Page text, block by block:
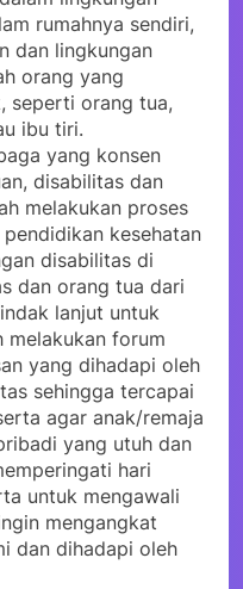
rumahnya sendiri,
dan lingkungan
orang yang
seperti orang tua,
ibu tiri.
yang konsen
disabilitas dan
melakukan proses
kesehatan
disabilitas di
dan orang tua dari
lanjut untuk
melakukan forum
yang dihadapi oleh
sehingga tercapai
agar anak/remaja
yang utuh dan
hari
untuk mengawali
mengangkat
dan dihadapi oleh